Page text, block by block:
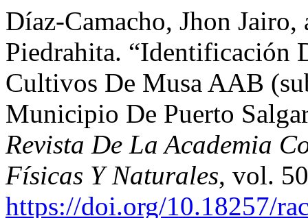
Díaz-Camacho, Jhon
Piedrahita. “Identificación
Cultivos De Musa AAB
Municipio De Puerto
Revista De La Academia
Físicas Y Naturales, vol.
https://doi.org/10.18257/